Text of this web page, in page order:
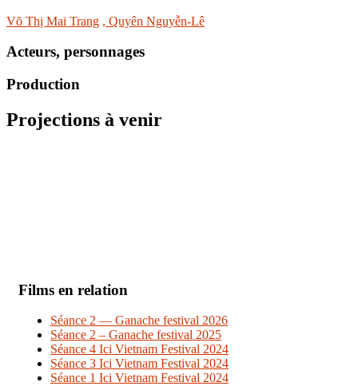
Võ Thị Mai Trang , Quyên Nguyễn-Lê
Acteurs, personnages
Production
Projections à venir
Films en relation
Séance 2 — Ganache festival 2026
Séance 2 – Ganache festival 2025
Séance 4 Ici Vietnam Festival 2024
Séance 3 Ici Vietnam Festival 2024
Séance 1 Ici Vietnam Festival 2024